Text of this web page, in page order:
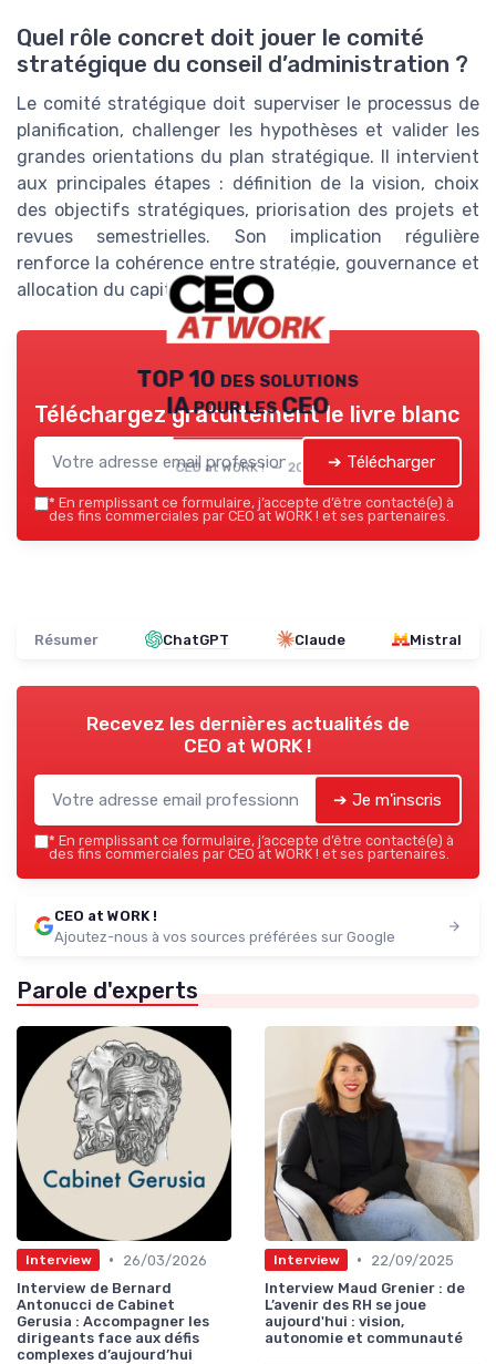
Quel rôle concret doit jouer le comité
stratégique du conseil d’administration ?
Le comité stratégique doit superviser le processus de
planification, challenger les hypothèses et valider les
grandes orientations du plan stratégique. Il intervient
aux principales étapes : définition de la vision, choix
des objectifs stratégiques, priorisation des projets et
revues semestrielles. Son implication régulière
renforce la cohérence entre stratégie, gouvernance et
allocation du capital.
TOP 10 des solutions
IA pour les CEO
CEO at WORK ! — 2026
Téléchargez gratuitement le livre blanc
➔ Télécharger
* En remplissant ce formulaire, j’accepte d’être contacté(e) à
des fins commerciales par CEO at WORK ! et ses partenaires.
Résumer ChatGPT Claude Mistral
Recevez les dernières actualités de
CEO at WORK !
➔ Je m'inscris
* En remplissant ce formulaire, j’accepte d’être contacté(e) à
des fins commerciales par CEO at WORK ! et ses partenaires.
CEO at WORK !
Ajoutez-nous à vos sources préférées sur Google
Parole d'experts
Interview •
26/03/2026
Interview de Bernard
Antonucci de Cabinet
Gerusia : Accompagner les
dirigeants face aux défis
complexes d’aujourd’hui
Interview •
22/09/2025
Interview Maud Grenier : de
L’avenir des RH se joue
aujourd'hui : vision,
autonomie et communauté